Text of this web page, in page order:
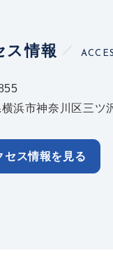
ス情報
浜市神奈川区三ツ
セス情報を見る